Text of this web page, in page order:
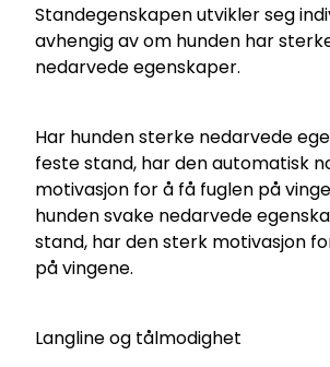
Standegenskapen utvikler seg
avhengig av om hunden har
nedarvede egenskaper.
Har hunden sterke nedarvede
feste stand, har den automatisk
motivasjon for å få fuglen på
hunden svake nedarvede
stand, har den sterk motivasjon
på vingene.
Langline og tålmodighet